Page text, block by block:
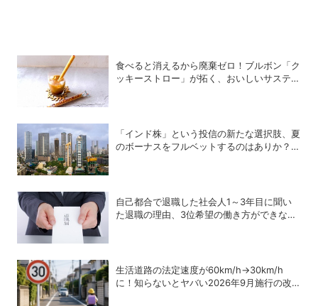
食べると消えるから廃棄ゼロ！ブルボン「ク
ッキーストロー」が拓く、おいしいサステナ
「インド株」という投信の新たな選択肢、夏
のボーナスをフルベットするのはありか？な
自己都合で退職した社会人1～3年目に聞い
た退職の理由、3位希望の働き方ができな
生活道路の法定速度が60km/h→30km/h
に！知らないとヤバい2026年9月施行の改